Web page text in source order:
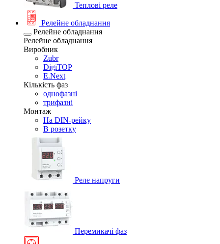
Теплові реле
Релейне обладнання
Релейне обладнання
Релейне обладнання
Виробник
Zubr
DigiTOP
E.Next
Кількість фаз
однофазні
трифазні
Монтаж
На DIN-рейку
В розетку
Реле напруги
Перемикачі фаз